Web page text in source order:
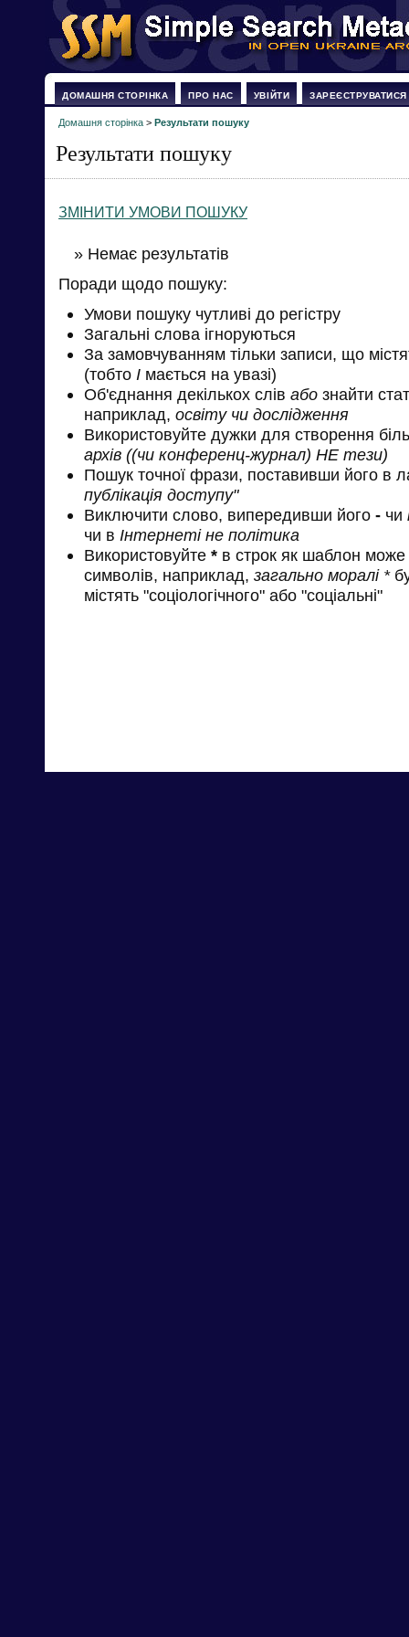
ДОМАШНЯ СТОРІНКА ПРО НАС УВІЙТИ ЗАРЕЄСТРУВАТИСЯ
Домашня сторінка > Результати пошуку
Результати пошуку
ЗМІНИТИ УМОВИ ПОШУКУ
» Немає результатів
Поради щодо пошуку:
Умови пошуку чутливі до регістру
Загальні слова ігноруються
За замовчуванням тільки записи, що
(тобто І мається на увазі)
Об'єднання декількох слів або знайти
наприклад, освіту чи дослідження
Використовуйте дужки для створення
архів ((чи конференц-журнал) НЕ тези)
Пошук точної фрази, поставивши його в
публікація доступу"
Виключити слово, випередивши його - чи
чи в Інтернеті не політика
Використовуйте * в строк як шаблон може
символів, наприклад, загально моралі *
містять "соціологічного" або "соціальні"